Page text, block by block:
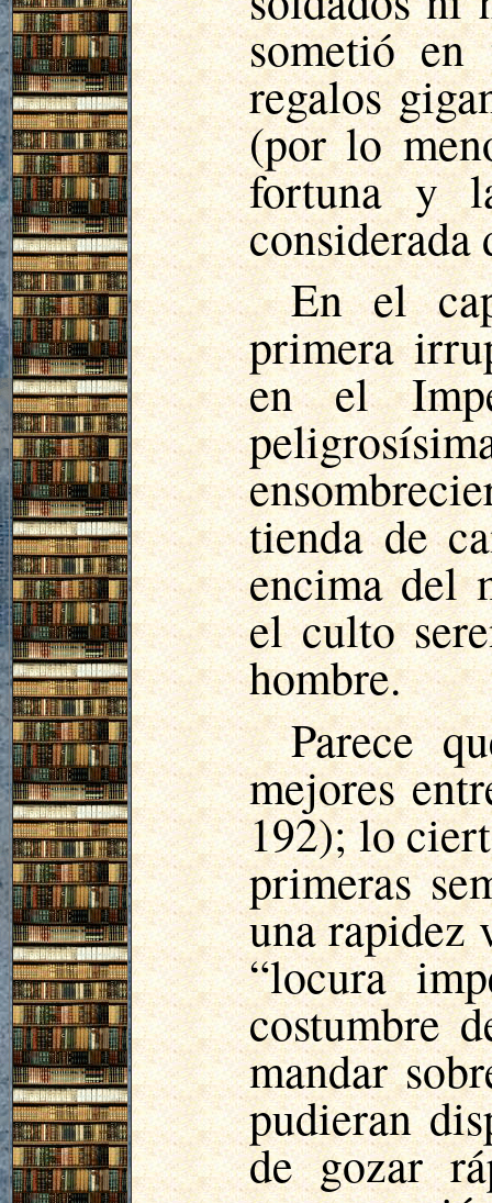
sometió
regalos
(por lo
fortuna y
considerada
En el
primera
en el
tienda de
encima del
el culto
hombre.
Parece
mejores
192); lo
primeras
una rapidez
“locura
costumbre
mandar
pudieran
de gozar